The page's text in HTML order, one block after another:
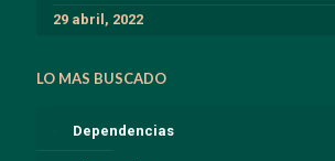
29 abril, 2022
LO MAS BUSCADO
Dependencias